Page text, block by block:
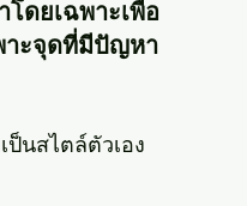
ดยเฉพาะเพื่อ
าะจุดที่มีปัญหา
นสไตล์ตัวเอง